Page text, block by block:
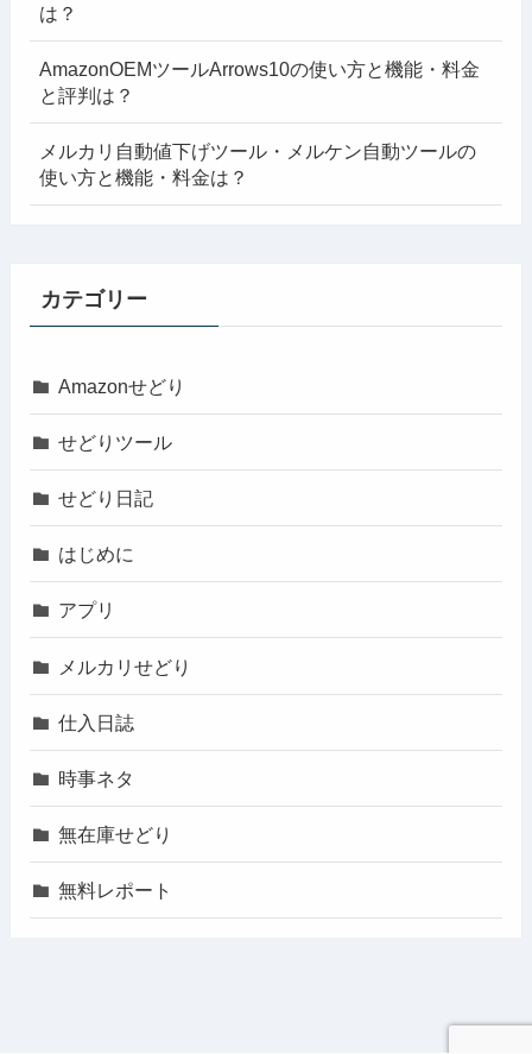
は？
AmazonOEMツールArrows10の使い方と機能・料金
と評判は？
メルカリ自動値下げツール・メルケン自動ツールの
使い方と機能・料金は？
カテゴリー
Amazonせどり
せどりツール
せどり日記
はじめに
アプリ
メルカリせどり
仕入日誌
時事ネタ
無在庫せどり
無料レポート